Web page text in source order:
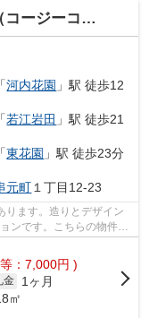
）（河内花園賃貸）
「河内花園 」駅 徒歩12
「若江岩田 」駅 徒歩21
「東花園 」駅 徒歩23分
元町１丁目12-23
ります。造りとデザイン
ンです。こちらの物件に
：7,000円 )
金
1ヶ月
㎡